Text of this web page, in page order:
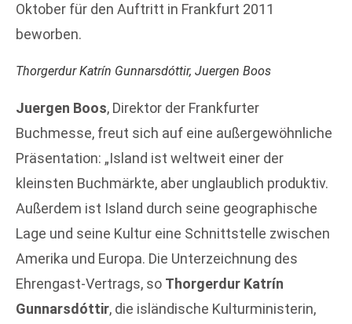
Oktober für den Auftritt in Frankfurt 2011
beworben.
Thorgerdur Katrín Gunnarsdóttir, Juergen Boos
Juergen Boos, Direktor der Frankfurter
Buchmesse, freut sich auf eine außergewöhnliche
Präsentation: „Island ist weltweit einer der
kleinsten Buchmärkte, aber unglaublich produktiv.
Außerdem ist Island durch seine geographische
Lage und seine Kultur eine Schnittstelle zwischen
Amerika und Europa. Die Unterzeichnung des
Ehrengast-Vertrags, so Thorgerdur Katrín
Gunnarsdóttir, die isländische Kulturministerin,